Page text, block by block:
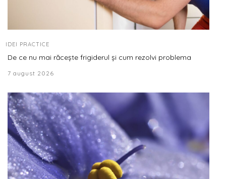
IDEI PRACTICE
De ce nu mai răcește frigiderul și cum rezolvi problema
7 august 2026